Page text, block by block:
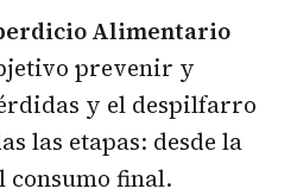
Alimentario
prevenir y
y el despilfarro
las etapas: desde la
consumo final.